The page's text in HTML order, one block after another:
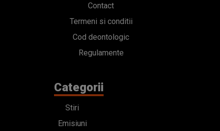
Contact
Termeni si conditii
Cod deontologic
Regulamente
Categorii
Stiri
Emisiuni